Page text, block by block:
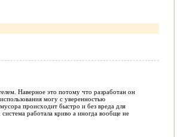
Наверное это потому что разработан он
могу с уверенностью
происходит быстро и без вреда для
работала криво а иногда вообще не